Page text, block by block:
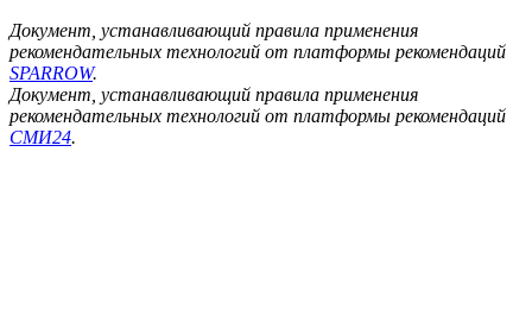
Документ, устанавливающий правила применения
рекомендательных технологий от платформы рекомендаций
SPARROW.
Документ, устанавливающий правила применения
рекомендательных технологий от платформы рекомендаций
СМИ24.